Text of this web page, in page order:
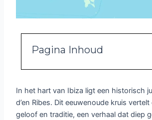
Pagina Inhoud
In het hart van Ibiza ligt een historisch
d’en Ribes. Dit eeuwenoude kruis
geloof en traditie, een verhaal dat diep